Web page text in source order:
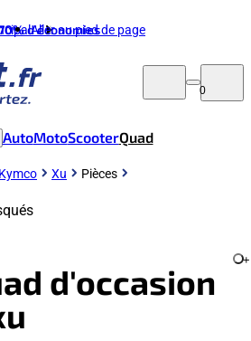
Aller au pied de page
d'économies
0
AutoMotoScooterQuad
Kymco Xu Pièces
d'occasion +